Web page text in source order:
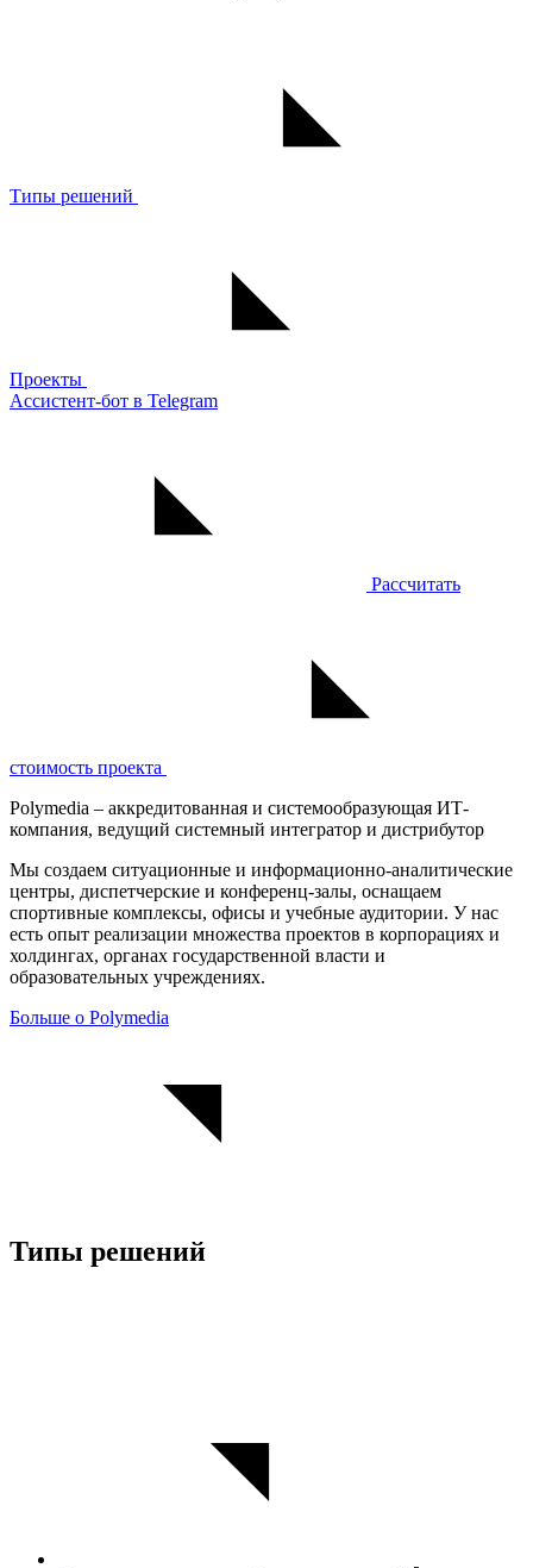
Типы решений
Проекты
Ассистент-бот в Telegram
Рассчитать
стоимость проекта
Polymedia – аккредитованная и системообразующая ИТ-
компания, ведущий системный интегратор и дистрибутор
Мы создаем ситуационные и информационно-аналитические
центры, диспетчерские и конференц-залы, оснащаем
спортивные комплексы, офисы и учебные аудитории. У нас
есть опыт реализации множества проектов в корпорациях и
холдингах, органах государственной власти и
образовательных учреждениях.
Больше о Polymedia
Типы решений